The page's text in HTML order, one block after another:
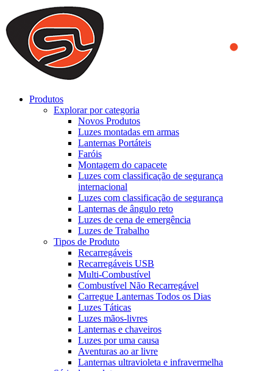
We use cookies to ensure that we provide you the best experience
on our website. By continuing to browse this website, you accept
that cookies are used to help us analyze how the website is used and
to offer you a better experience. To learn more or to find out how
you can disable cookies, you can access our
Produtos
Explorar por categoria
Novos Produtos
Luzes montadas em armas
Lanternas Portáteis
Faróis
Montagem do capacete
Luzes com classificação de segurança
internacional
Luzes com classificação de segurança
Lanternas de ângulo reto
Luzes de cena de emergência
Luzes de Trabalho
Tipos de Produto
Recarregáveis
Recarregáveis USB
Multi-Combustível
Combustível Não Recarregável
Carregue Lanternas Todos os Dias
Luzes Táticas
Luzes mãos-livres
Lanternas e chaveiros
Luzes por uma causa
Aventuras ao ar livre
Lanternas ultravioleta e infravermelha